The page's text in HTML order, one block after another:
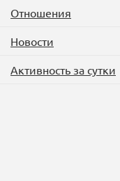
Отношения
Новости
Активность за сутки